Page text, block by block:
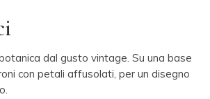
dal gusto vintage. Su una base
con petali affusolati, per un disegno